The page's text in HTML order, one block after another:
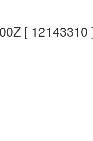
[ 12143310